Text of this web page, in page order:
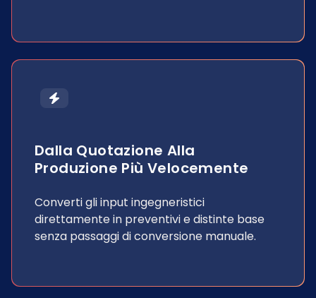
Dalla Quotazione Alla
Produzione Più Velocemente
Converti gli input ingegneristici
direttamente in preventivi e distinte base
senza passaggi di conversione manuale.